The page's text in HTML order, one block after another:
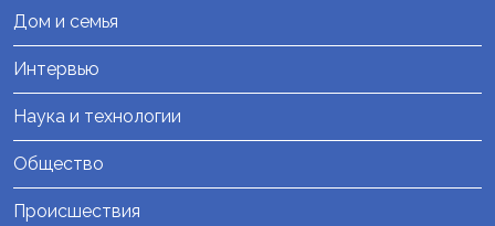
Дом и семья
Интервью
Наука и технологии
Общество
Происшествия